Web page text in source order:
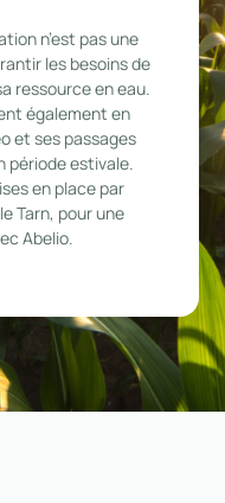
n’est pas une
les besoins de
ressource en eau.
également en
et ses passages
période estivale.
en place par
Tarn, pour une
Abelio.